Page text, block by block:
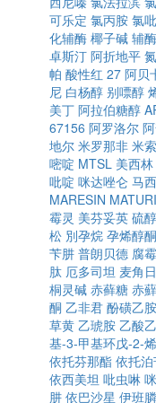
可乐定 氯丙胺 氯
化辅酶 椰子碱 辅酶
卓斯汀 阿折地平
帕 酸性红 27 阿贝
尼 白杨醇 别嘌醇
美丁 阿拉伯糖醇
67156 阿罗洛尔
地尔 米罗那非 米
嘧啶 MTSL 美西林
吡啶 咪达唑仑 马
MARESIN
霉灵 美芬妥英 硫醇
松 別孕烷 孕烯醇酮
苄肼 普朗贝德 腐
肽 厄多司坦 麦角
桐灵碱 赤藓糖 赤
酮 乙非君 酚磺乙胺
草黄 乙琥胺 乙酸
基-3-甲基环戊-2-
依托芬那酯 依托
依西美坦 吡虫啉
肼 依巴沙星 伊班